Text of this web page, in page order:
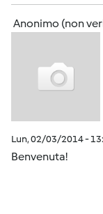
Anonimo (non
Lun, 02/03/2014 -
Benvenuta!